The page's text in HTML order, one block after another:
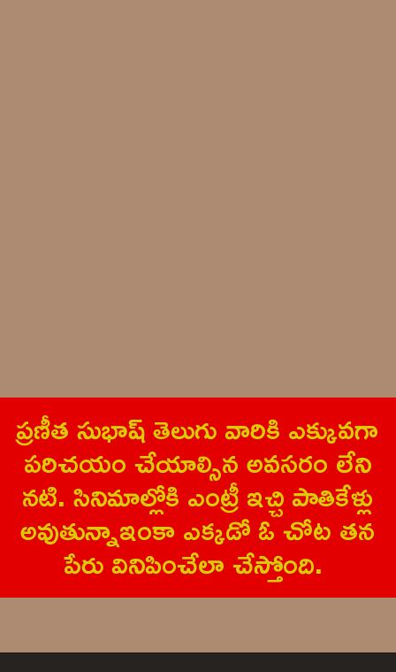
ప్ర‌ణీత సుభాష్ తెలుగు వారికి ఎక్కువ‌గా
ప‌రిచ‌యం చేయాల్సిన అవ‌స‌రం లేని
న‌టి. సినిమాల్లోకి ఎంట్రీ ఇచ్చి పాతికేళ్లు
అవుతున్నాఇంకా ఎక్క‌డో ఓ చోట త‌న
పేరు వినిపించేలా చేస్తోంది.